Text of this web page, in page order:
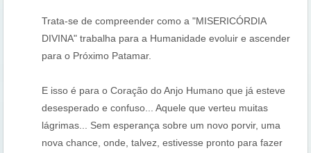
Trata-se de compreender como a "MISERICÓRDIA
DIVINA" trabalha para a Humanidade evoluir e ascender
para o Próximo Patamar.
E isso é para o Coração do Anjo Humano que já esteve
desesperado e confuso... Aquele que verteu muitas
lágrimas... Sem esperança sobre um novo porvir, uma
nova chance, onde, talvez, estivesse pronto para fazer